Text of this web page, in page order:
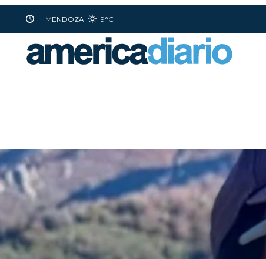
· MENDOZA 9°C